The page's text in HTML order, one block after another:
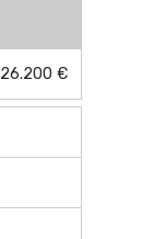
26.200 €